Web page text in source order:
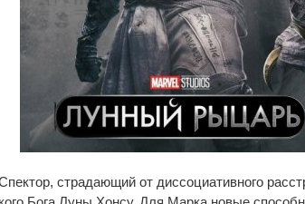
страдающий от диссоциативного